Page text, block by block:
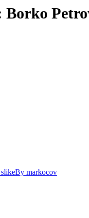
Borko
slikeBy markocov